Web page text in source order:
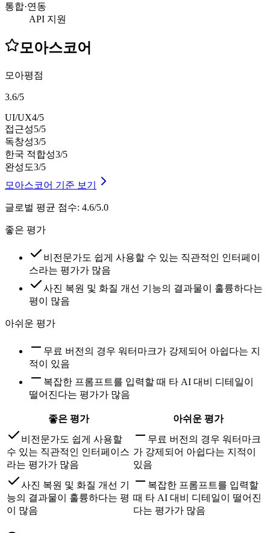
통합·연동
API 지원
모아스코어
모아평점
3.6/5
UI/UX4/5
접근성5/5
독창성3/5
한국 적합성3/5
완성도3/5
모아스코어 기준 보기
글로벌 평균 점수: 4.6/5.0
좋은 평가
비전문가도 쉽게 사용할 수 있는 직관적인 인터페이
스라는 평가가 많음
사진 복원 및 화질 개선 기능의 결과물이 훌륭하다는
평이 많음
아쉬운 평가
무료 버전의 경우 워터마크가 강제되어 아쉽다는 지
적이 있음
복잡한 프롬프트를 입력할 때 타 AI 대비 디테일이
떨어진다는 평가가 많음
좋은 평가
아쉬운 평가
비전문가도 쉽게 사용할
수 있는 직관적인 인터페이스
라는 평가가 많음
무료 버전의 경우 워터마크
가 강제되어 아쉽다는 지적이
있음
사진 복원 및 화질 개선 기
능의 결과물이 훌륭하다는 평
이 많음
복잡한 프롬프트를 입력할
때 타 AI 대비 디테일이 떨어진
다는 평가가 많음